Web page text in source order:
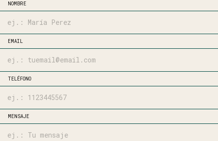
NOMBRE
EMAIL
TELÉFONO
MENSAJE